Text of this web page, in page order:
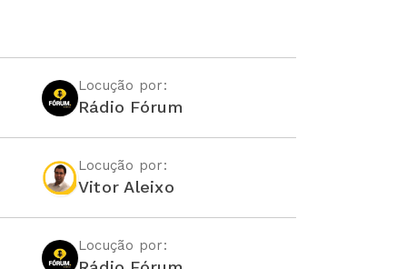
Locução por:
Rádio Fórum
Locução por:
Vitor Aleixo
Locução por: